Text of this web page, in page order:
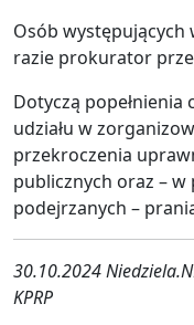
Osób występujących
razie prokurator
Dotyczą
udziału w
przekroczenia
publicznych oraz –
podejrzanych –
30.10.2024
KPRP